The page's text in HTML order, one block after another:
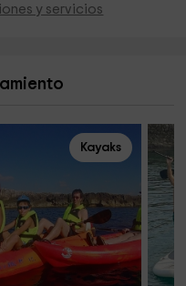
y servicios
Kayaks